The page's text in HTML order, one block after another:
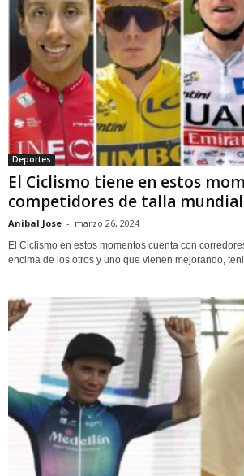
Deportes
El Ciclismo tiene en estos
competidores de talla
Anibal Jose - marzo 26, 2024
El Ciclismo en estos momentos cuenta con
encima de los otros y uno que vienen mejorando,